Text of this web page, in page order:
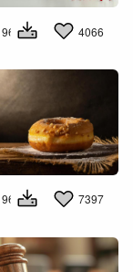
4066
7397